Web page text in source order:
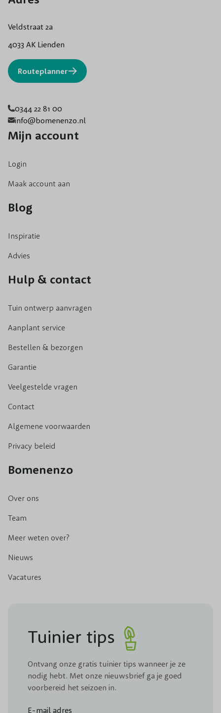
Veldstraat 2a
4033 AK Lienden
Routeplanner
0344 22 81 00
info@bomenenzo.nl
Mijn account
Login
Maak account aan
Blog
Inspiratie
Advies
Hulp & contact
Tuin ontwerp aanvragen
Aanplant service
Bestellen & bezorgen
Garantie
Veelgestelde vragen
Contact
Algemene voorwaarden
Privacy beleid
Bomenenzo
Over ons
Team
Meer weten over?
Nieuws
Vacatures
Tuinier tips
Ontvang onze gratis tuinier tips wanneer je ze
nodig hebt. Met onze nieuwsbrief ga je goed
voorbereid het seizoen in.
E-mail adres